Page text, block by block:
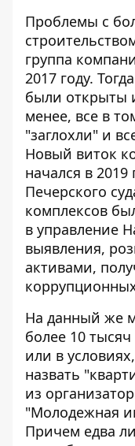
Проблемы с
группа
2017 году.
были открыты
менее, все в
"заглохли" и
Новый виток
начался в
Печерского
комплексов
в управление
выявления,
активами,
На данный же
более 10
или в
назвать
из
"Молодежная
Причем едва